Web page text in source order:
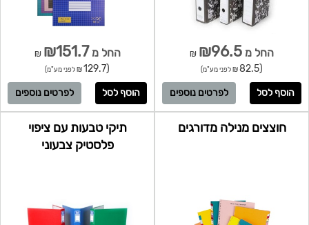
החל מ ₪96.5
₪
(82.5 ₪ לפני מע"מ)
לפרטים נוספים
החל מ₪151.7
₪
(129.7 ₪ לפני מע"מ)
לפרטים נוספים
חוצצים מנילה מדורגים
תיקי טבעות עם ציפוי
פלסטיק צבעוני